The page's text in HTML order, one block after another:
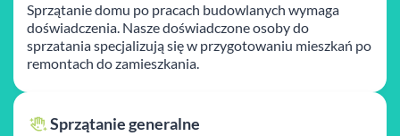
Sprzątanie domu po pracach budowlanych wymaga
doświadczenia. Nasze doświadczone osoby do
sprzatania specjalizują się w przygotowaniu mieszkań po
remontach do zamieszkania.
Sprzątanie generalne